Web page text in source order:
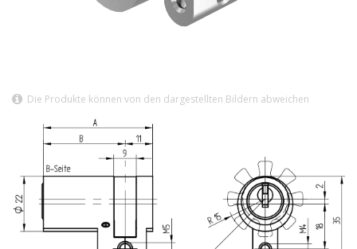
Die Produkte können von den dargestellten Bildern abweichen